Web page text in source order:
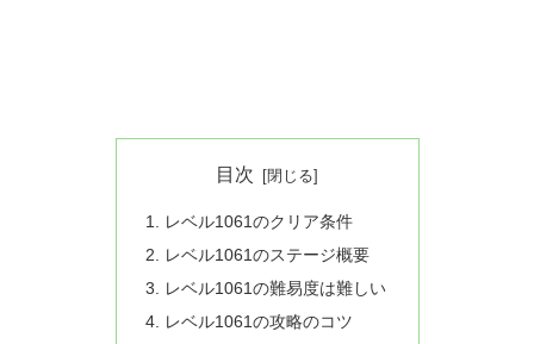
目次
レベル1061のクリア条件
レベル1061のステージ概要
レベル1061の難易度は難しい
レベル1061の攻略のコツ